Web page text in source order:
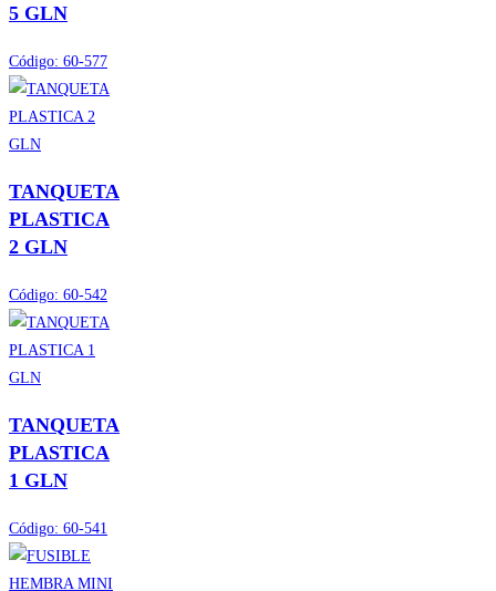
5 GLN
Código: 60-577
TANQUETA
PLASTICA
2 GLN
Código: 60-542
TANQUETA
PLASTICA
1 GLN
Código: 60-541